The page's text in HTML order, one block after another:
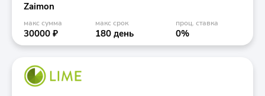
Zaimon
макс сумма
30000 ₽
макс срок
180 день
проц. ставка
0%